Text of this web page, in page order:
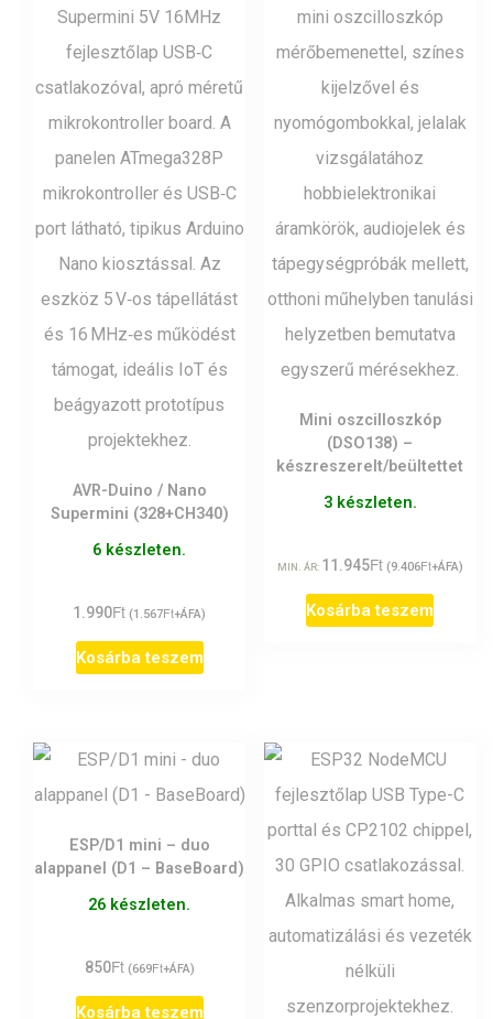
AVR-Duino / Nano
Supermini (328+CH340)
6 készleten.
1.990Ft (1.567Ft+ÁFA)
Kosárba teszem
Mini oszcilloszkóp
(DSO138) –
készreszerelt/beültettet
3 készleten.
MIN. ÁR: 11.945Ft (9.406Ft+ÁFA)
Kosárba teszem
ESP/D1 mini – duo
alappanel (D1 – BaseBoard)
26 készleten.
850Ft (669Ft+ÁFA)
Kosárba teszem